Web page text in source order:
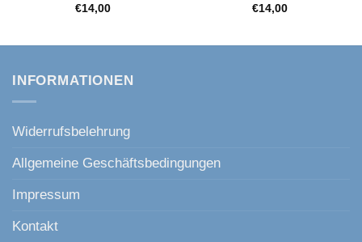
€14,00
€14,00
INFORMATIONEN
Widerrufsbelehrung
Allgemeine Geschäftsbedingungen
Impressum
Kontakt